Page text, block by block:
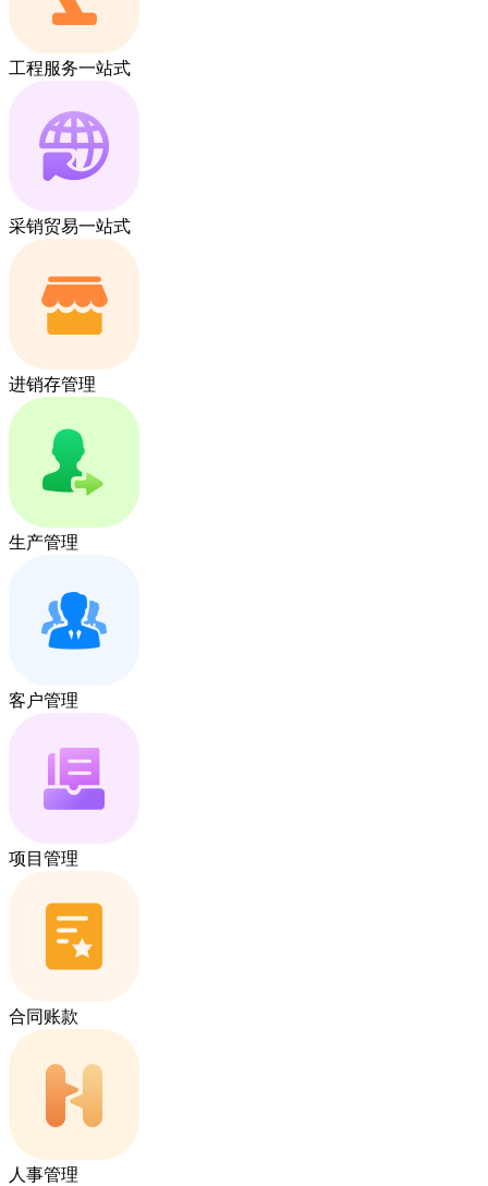
工程服务一站式
采销贸易一站式
进销存管理
生产管理
客户管理
项目管理
合同账款
人事管理